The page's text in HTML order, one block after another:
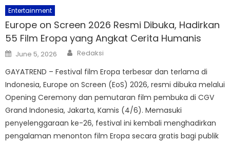
Entertainment
Europe on Screen 2026 Resmi Dibuka, Hadirkan
55 Film Eropa yang Angkat Cerita Humanis
Posted
on
June 5, 2026 Author
Redaksi
GAYATREND – Festival film Eropa terbesar dan terlama di
Indonesia, Europe on Screen (EoS) 2026, resmi dibuka melalui
Opening Ceremony dan pemutaran film pembuka di CGV
Grand Indonesia, Jakarta, Kamis (4/6). Memasuki
penyelenggaraan ke-26, festival ini kembali menghadirkan
pengalaman menonton film Eropa secara gratis bagi publik